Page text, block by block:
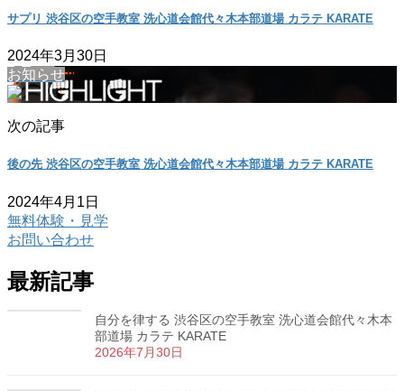
サプリ 渋谷区の空手教室 洗心道会館代々木本部道場 カラテ KARATE
2024年3月30日
お知らせ
次の記事
後の先 渋谷区の空手教室 洗心道会館代々木本部道場 カラテ KARATE
2024年4月1日
無料体験・見学
お問い合わせ
最新記事
自分を律する 渋谷区の空手教室 洗心道会館代々木本
部道場 カラテ KARATE
2026年7月30日